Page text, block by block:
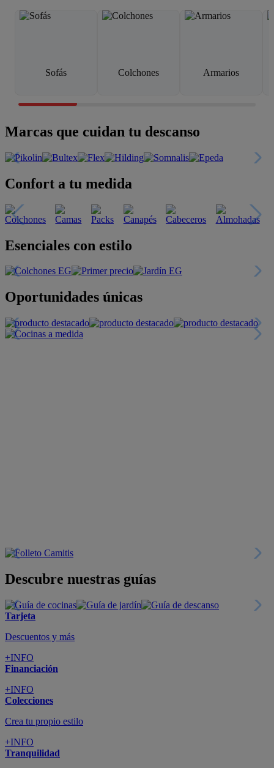
Sofás Colchones Armarios
Marcas que cuidan tu descanso
Confort a tu medida
Esenciales con estilo
Oportunidades únicas
Descubre nuestras guías
Tarjeta
Descuentos y más
+INFO
Financiación
+INFO
Colecciones
Crea tu propio estilo
+INFO
Tranquilidad